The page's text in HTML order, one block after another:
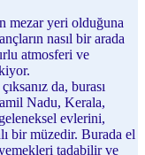
mezar yeri olduğuna
nasıl bir arada
atmosferi ve
da, burası
Nadu, Kerala,
evlerini,
bir müzedir. Burada el
tadabilir ve